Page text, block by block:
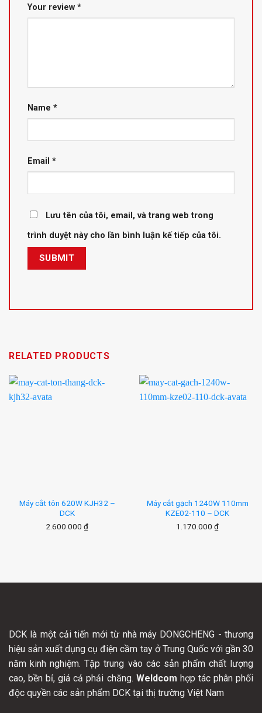
Your review *
Name *
Email *
Lưu tên của tôi, email, và trang web trong
trình duyệt này cho lần bình luận kế tiếp của tôi.
RELATED PRODUCTS
Máy cắt tôn 620W KJH32 –
DCK
2.600.000 ₫
Máy cắt gạch 1240W 110mm
KZE02-110 – DCK
1.170.000 ₫
DCK là một cải tiến mới từ nhà máy DONGCHENG - thương
hiệu sản xuất dụng cụ điện cầm tay ở Trung Quốc với gần 30
năm kinh nghiệm. Tập trung vào các sản phẩm chất lượng
cao, bền bỉ, giá cả phải chăng. Weldcom hợp tác phân phối
độc quyền các sản phẩm DCK tại thị trường Việt Nam